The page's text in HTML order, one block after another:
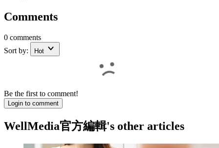
Comments
0 comments
Sort by:
Hot
Be the first to comment!
Login to comment
WellMedia官方編輯's other articles